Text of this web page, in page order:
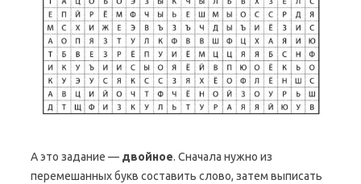
А это задание — двойное. Сначала нужно из
перемешанных букв составить слово, затем выписать